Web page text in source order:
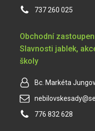
737 260 025
Obchodní
Slavnosti jablek,
školy
Bc. Markéta
776 832 628